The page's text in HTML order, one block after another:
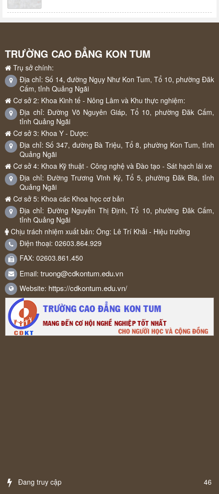
TRƯỜNG CAO ĐẲNG KON TUM
Trụ sở chính:
Địa chỉ: Số 14, đường Ngụy Như Kon Tum, Tổ 10, phường Đăk
Cấm, tỉnh Quảng Ngãi
Cơ sở 2: Khoa Kinh tế - Nông Lâm và Khu thực nghiệm:
Địa chỉ: Đường Võ Nguyên Giáp, Tổ 10, phường Đăk Cấm,
tỉnh Quảng Ngãi
Cơ sở 3: Khoa Y - Dược:
Địa chỉ: Số 347, đường Bà Triệu, Tổ 8, phường Kon Tum, tỉnh
Quảng Ngãi
Cơ sở 4: Khoa Kỹ thuật - Công nghệ và Đào tạo - Sát hạch lái xe
Địa chỉ: Đường Trương Vĩnh Ký, Tổ 5, phường Đăk Bla, tỉnh
Quảng Ngãi
Cơ sở 5: Khoa các Khoa học cơ bản
Địa chỉ: Đường Nguyễn Thị Định, Tổ 10, phường Đăk Cấm,
tỉnh Quảng Ngãi
Chịu trách nhiệm xuất bản: Ông: Lê Trí Khải - Hiệu trưởng
Điện thoại: 02603.864.929
FAX: 02603.861.450
Email: truong@cdkontum.edu.vn
Website: https://cdkontum.edu.vn/
Đang truy cập 46